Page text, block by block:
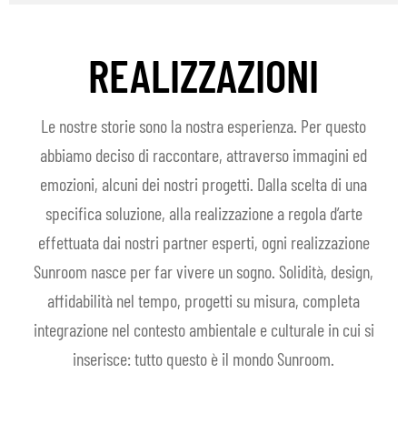
REALIZZAZIONI
Le nostre storie sono la nostra esperienza. Per questo
abbiamo deciso di raccontare, attraverso immagini ed
emozioni, alcuni dei nostri progetti. Dalla scelta di una
specifica soluzione, alla realizzazione a regola d’arte
effettuata dai nostri partner esperti, ogni realizzazione
Sunroom nasce per far vivere un sogno. Solidità, design,
affidabilità nel tempo, progetti su misura, completa
integrazione nel contesto ambientale e culturale in cui si
inserisce: tutto questo è il mondo Sunroom.